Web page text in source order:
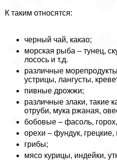
К таким относятся:
черный чай, какао;
морская рыба – тунец,
лосось и т.д.
различные
устрицы, лангусты,
пивные дрожжи;
различные злаки, такие
отруби, мука ржаная,
бобовые – фасоль,
орехи – фундук, грецкие,
грибы;
мясо курицы, индейки,